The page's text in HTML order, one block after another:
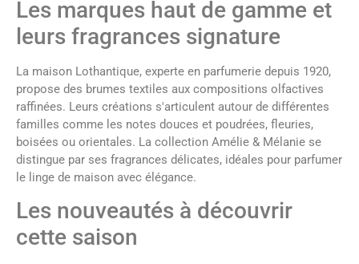
Les marques haut de gamme et
leurs fragrances signature
La maison Lothantique, experte en parfumerie depuis 1920,
propose des brumes textiles aux compositions olfactives
raffinées. Leurs créations s'articulent autour de différentes
familles comme les notes douces et poudrées, fleuries,
boisées ou orientales. La collection Amélie & Mélanie se
distingue par ses fragrances délicates, idéales pour parfumer
le linge de maison avec élégance.
Les nouveautés à découvrir
cette saison